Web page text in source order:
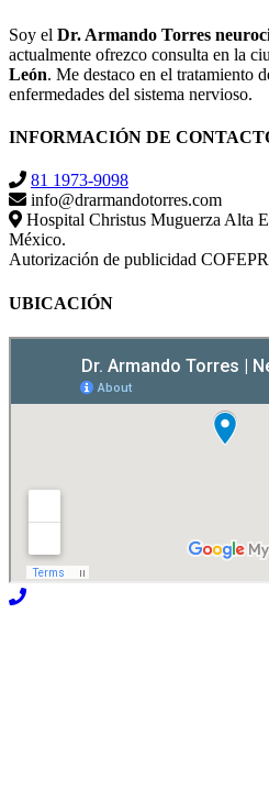
Soy el Dr. Armando Torres
actualmente ofrezco consulta en la
León. Me destaco en el tratamiento
enfermedades del sistema nervioso.
INFORMACIÓN DE
81 1973-9098
info@drarmandotorres.com
Hospital Christus Muguerza Alta
México.
Autorización de publicidad
UBICACIÓN